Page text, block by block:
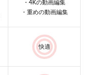
・4Kの動画編集
・重めの動画編集
快適